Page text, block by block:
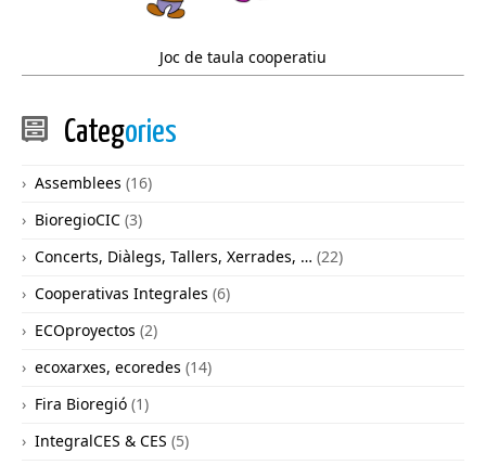
Joc de taula cooperatiu
Categories
Assemblees (16)
BioregioCIC (3)
Concerts, Diàlegs, Tallers, Xerrades, … (22)
Cooperativas Integrales (6)
ECOproyectos (2)
ecoxarxes, ecoredes (14)
Fira Bioregió (1)
IntegralCES & CES (5)